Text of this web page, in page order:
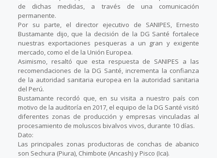
de dichas medidas, a través de una comunicación
permanente.
Por su parte, el director ejecutivo de SANIPES, Ernesto
Bustamante dijo, que la decisión de la DG Santé fortalece
nuestras exportaciones pesqueras a un gran y exigente
mercado, como el de la Unión Europea.
Asimismo, resaltó que esta respuesta de SANIPES a las
recomendaciones de la DG Santé, incrementa la confianza
de la autoridad sanitaria europea en la autoridad sanitaria
del Perú.
Bustamante recordó que, en su visita a nuestro país con
motivo de la auditoría en 2017, el equipo de la DG Santé visitó
diferentes zonas de producción y empresas vinculadas al
procesamiento de moluscos bivalvos vivos, durante 10 días.
Dato:
Las principales zonas productoras de conchas de abanico
son Sechura (Piura), Chimbote (Ancash) y Pisco (Ica).